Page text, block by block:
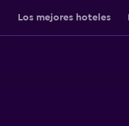
Los mejores hoteles